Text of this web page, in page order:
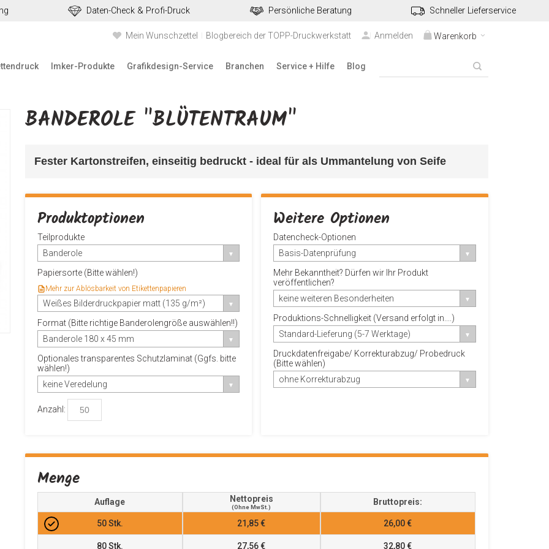
Daten-Check & Profi-Druck Persönliche Beratung Schneller Lieferservice
Warenkorb
Mein Wunschzettel Blogbereich der TOPP-Druckwerkstatt Anmelden
Imker-Produkte Grafikdesign-Service Branchen Service + Hilfe Blog
BANDEROLE "BLÜTENTRAUM"
Fester Kartonstreifen, einseitig bedruckt - ideal für als Ummantelung von Seife
Produktoptionen
Teilprodukte
Banderole
Papiersorte (Bitte wählen!)
Mehr zur Ablösbarkeit von Etikettenpapieren
Weißes Bilderdruckpapier matt (135 g/m²)
Format (Bitte richtige Banderolengröße auswählen!!)
Banderole 180 x 45 mm
Optionales transparentes Schutzlaminat (Ggfs. bitte
wählen!)
keine Veredelung
Anzahl:
Weitere Optionen
Datencheck-Optionen
Basis-Datenprüfung
Mehr Bekanntheit? Dürfen wir Ihr Produkt
veröffentlichen?
keine weiteren Besonderheiten
Produktions-Schnelligkeit (Versand erfolgt in....)
Standard-Lieferung (5-7 Werktage)
Druckdatenfreigabe/ Korrekturabzug/ Probedruck
(Bitte wählen)
ohne Korrekturabzug
Menge
Auflage Nettopreis
(ohne MwSt.)
Bruttopreis:
50Stk. 21,85 € 26,00 €
80Stk. 27,56 € 32,80 €